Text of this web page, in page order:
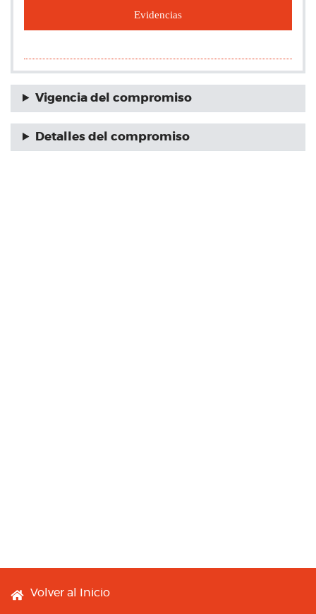
Evidencias
Vigencia del compromiso
Detalles del compromiso
Footer menu
Volver al Inicio